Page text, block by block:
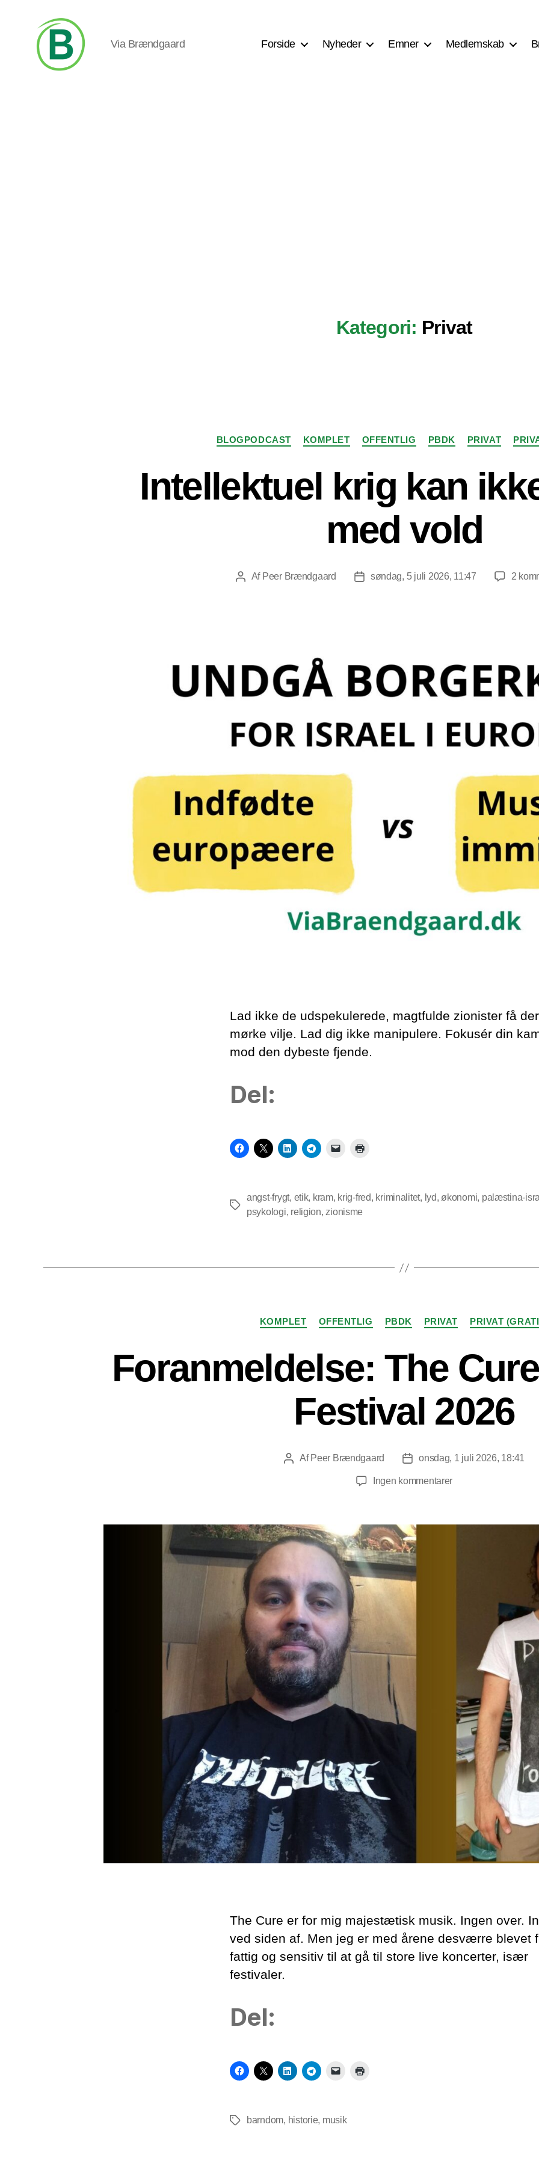
Via Brændgaard Forside Nyheder Emner Medlemskab
Kategori: Privat
Kategorier
BLOGPODCAST KOMPLET OFFENTLIG PBDK PRIVAT
Intellektuel krig kan
med vold
Indlægsforfatter
Af Peer Brændgaard Indlægsdato
søndag, 5 juli 2026, 11:47 2
Lad ikke de udspekulerede, magtfulde zionister få
mørke vilje. Lad dig ikke manipulere. Fokusér din
mod den dybeste fjende.
Del:
Tags
angst-frygt, etik, kram, krig-fred, kriminalitet, lyd, økonomi, palæstina-
psykologi, religion, zionisme
Kategorier
KOMPLET OFFENTLIG PBDK PRIVAT PRIVAT
Foranmeldelse: The
Festival 2026
Indlægsforfatter
Af Peer Brændgaard Indlægsdato
onsdag, 1 juli 2026, 18:41
Ingen kommentarertil
Cure
The Cure er for mig majestætisk musik. Ingen over.
ved siden af. Men jeg er med årene desværre blevet
fattig og sensitiv til at gå til store live koncerter, især
festivaler.
Del:
Tagsbarndom, historie, musik